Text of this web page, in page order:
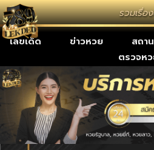
รวมเรื่อง
เลขเด็ด ข่าวหวย สถา
ตรวจห